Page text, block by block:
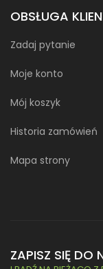
OBSŁUGA
Zadaj pytanie
Moje konto
Mój koszyk
Historia zamówień
Mapa strony
ZAPISZ SIĘ DO